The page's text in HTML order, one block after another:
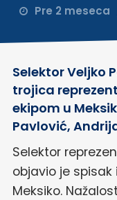
Pre 2 meseca
Selektor Veljko
trojica
ekipom u
Pavlović,
Selektor
objavio je
Meksiko.